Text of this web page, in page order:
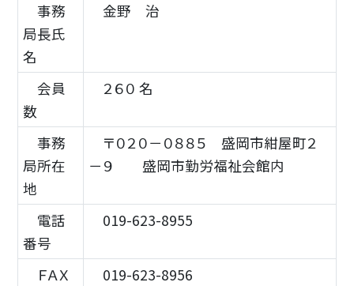
事務
局長氏
名
金野 治
会員
数
２６０ 名
事務
局所在
地
〒０２０－０８８５ 盛岡市紺屋町２
－９ 盛岡市勤労福祉会館内
電話
番号
019-623-8955
ＦＡＸ
019-623-8956